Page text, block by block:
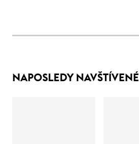
NAPOSLEDY NAVŠTÍVENÉ